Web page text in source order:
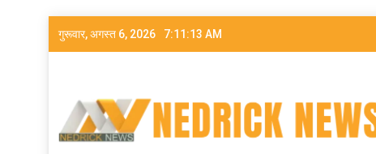
गुरूवार, अगस्त 6, 2026 7:11:15 AM